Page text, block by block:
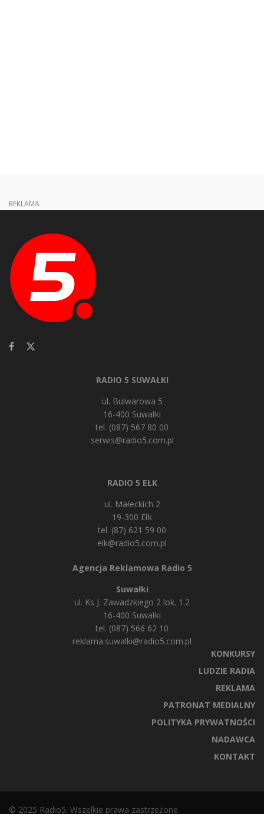
REKLAMA
RADIO 5 SUWAŁKI
ul. Bulwarowa 5
16-400 Suwałki
tel. (087) 567 80 00
serwis@radio5.com.pl
RADIO 5 EŁK
ul. Małeckich 2
19-300 Ełk
tel. (87) 621 59 00
elk@radio5.com.pl
Agencja Reklamowa Radio 5
Suwałki
ul. Ks J. Zawadzkiego 2 lok. 1.2
16-400 Suwałki
tel. (087) 566 62 10
reklama.suwalki@radio5.com.pl
KONKURSY
LUDZIE RADIA
REKLAMA
PATRONAT MEDIALNY
POLITYKA PRYWATNOŚCI
NADAWCA
KONTAKT
© 2025 Radio5. Wszelkie prawa zastrzeżone.